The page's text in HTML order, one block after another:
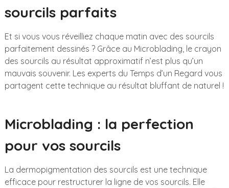
sourcils parfaits
Et si vous vous réveilliez chaque matin avec des sourcils
parfaitement dessinés ? Grâce au Microblading, le crayon
des sourcils au résultat approximatif n’est plus qu’un
mauvais souvenir. Les experts du Temps d’un Regard vous
partagent cette technique au résultat bluffant de naturel !
Microblading : la perfection
pour vos sourcils
La dermopigmentation des sourcils est une technique
efficace pour restructurer la ligne de vos sourcils. Elle